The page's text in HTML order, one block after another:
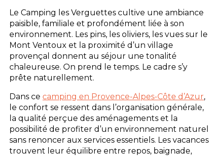
Le Camping les Verguettes cultive une ambiance
paisible, familiale et profondément liée à son
environnement. Les pins, les oliviers, les vues sur le
Mont Ventoux et la proximité d’un village
provençal donnent au séjour une tonalité
chaleureuse. On prend le temps. Le cadre s’y
prête naturellement.
Dans cecamping en Provence-Alpes-Côte d’Azur,
le confort se ressent dans l’organisation générale,
la qualité perçue des aménagements et la
possibilité de profiter d’un environnement naturel
sans renoncer aux services essentiels. Les vacances
trouvent leur équilibre entre repos, baignade,